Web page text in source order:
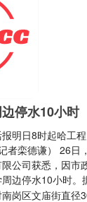
停水10小时
明日8时起哈工
者栾德谦） 26日
公司获悉，因市
边停水10小时
岗区文庙街直径